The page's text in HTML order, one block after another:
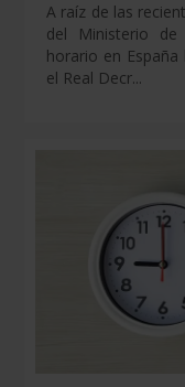
A raíz de las
del Ministerio
horario en
el Real Decr...